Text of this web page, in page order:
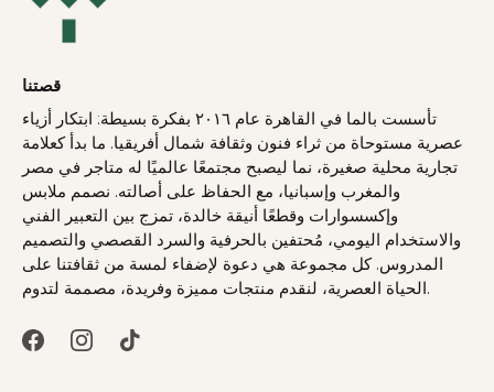
قصتنا
تأسست بالما في القاهرة عام ٢٠١٦ بفكرة بسيطة: ابتكار أزياء
عصرية مستوحاة من ثراء فنون وثقافة شمال أفريقيا. ما بدأ كعلامة
تجارية محلية صغيرة، نما ليصبح مجتمعًا عالميًا له متاجر في مصر
والمغرب وإسبانيا، مع الحفاظ على أصالته. نصمم ملابس
وإكسسوارات وقطعًا أنيقة خالدة، تمزج بين التعبير الفني
والاستخدام اليومي، مُحتفين بالحرفية والسرد القصصي والتصميم
المدروس. كل مجموعة هي دعوة لإضفاء لمسة من ثقافتنا على
الحياة العصرية، لنقدم منتجات مميزة وفريدة، مصممة لتدوم.